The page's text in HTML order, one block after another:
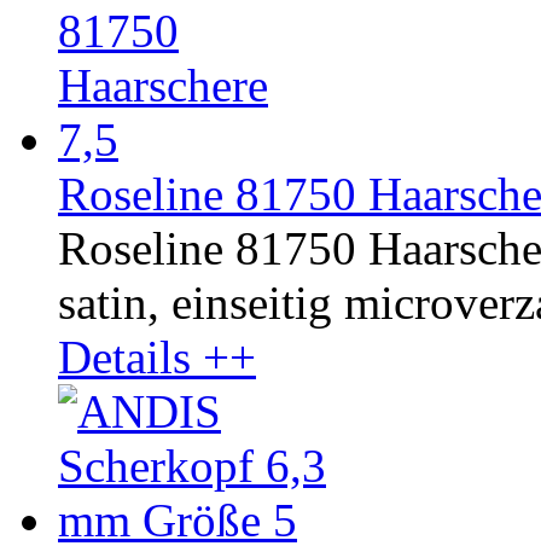
Roseline 81750
Roseline 81750
satin, einseitig
Details ++